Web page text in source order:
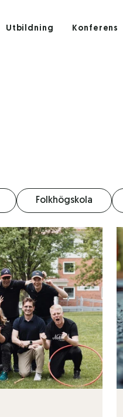
Utbildning Konferens
Folkhögskola